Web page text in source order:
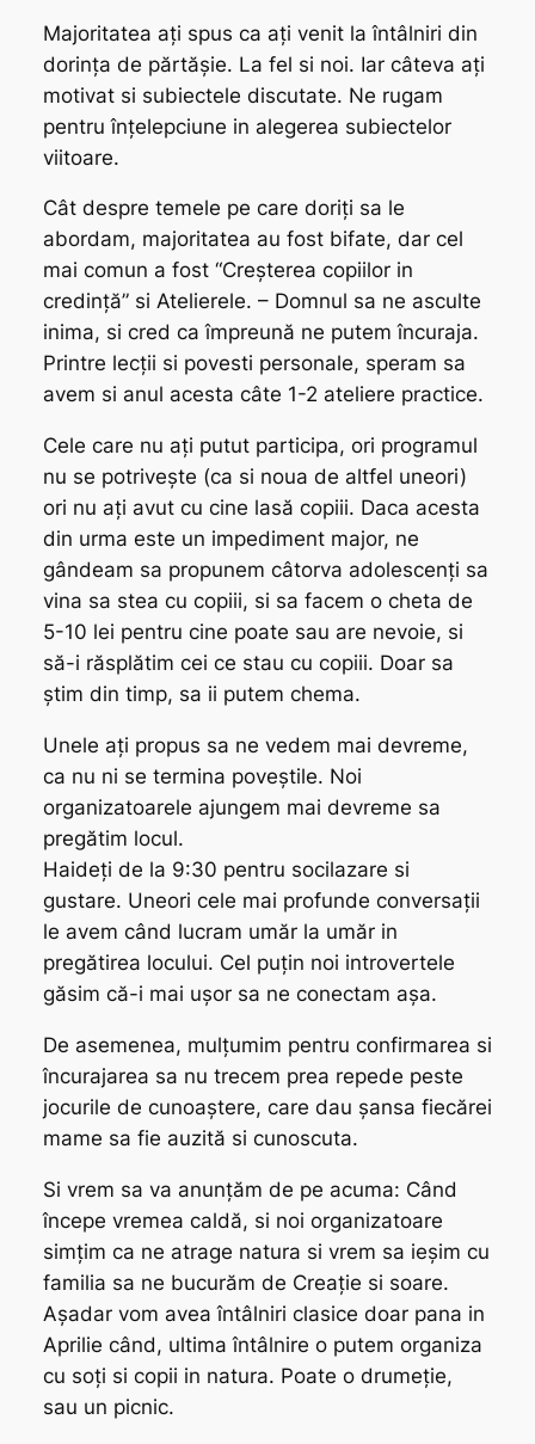
Majoritatea ați spus ca ați venit la întâlniri din
dorința de părtășie. La fel si noi. Iar câteva ați
motivat si subiectele discutate. Ne rugam
pentru înțelepciune in alegerea subiectelor
viitoare.
Cât despre temele pe care doriți sa le
abordam, majoritatea au fost bifate, dar cel
mai comun a fost “Creșterea copiilor in
credință” si Atelierele. – Domnul sa ne asculte
inima, si cred ca împreună ne putem încuraja.
Printre lecții si povesti personale, speram sa
avem si anul acesta câte 1-2 ateliere practice.
Cele care nu ați putut participa, ori programul
nu se potrivește (ca si noua de altfel uneori)
ori nu ați avut cu cine lasă copiii. Daca acesta
din urma este un impediment major, ne
gândeam sa propunem câtorva adolescenți sa
vina sa stea cu copiii, si sa facem o cheta de
5-10 lei pentru cine poate sau are nevoie, si
să-i răsplătim cei ce stau cu copiii. Doar sa
știm din timp, sa ii putem chema.
Unele ați propus sa ne vedem mai devreme,
ca nu ni se termina poveștile. Noi
organizatoarele ajungem mai devreme sa
pregătim locul.
Haideți de la 9:30 pentru socilazare si
gustare. Uneori cele mai profunde conversații
le avem când lucram umăr la umăr in
pregătirea locului. Cel puțin noi introvertele
găsim că-i mai ușor sa ne conectam așa.
De asemenea, mulțumim pentru confirmarea si
încurajarea sa nu trecem prea repede peste
jocurile de cunoaștere, care dau șansa fiecărei
mame sa fie auzită si cunoscuta.
Si vrem sa va anunțăm de pe acuma: Când
începe vremea caldă, si noi organizatoare
simțim ca ne atrage natura si vrem sa ieșim cu
familia sa ne bucurăm de Creație si soare.
Așadar vom avea întâlniri clasice doar pana in
Aprilie când, ultima întâlnire o putem organiza
cu soți si copii in natura. Poate o drumeție,
sau un picnic.